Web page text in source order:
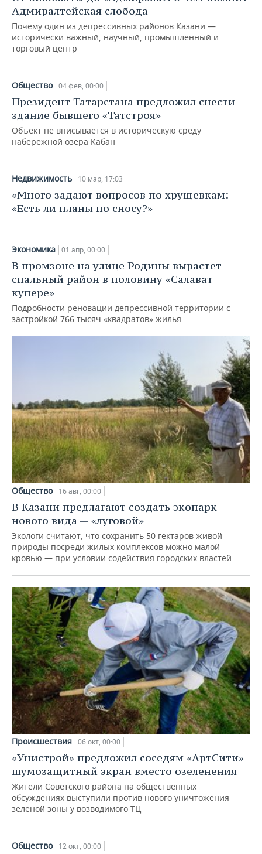
Адмиралтейская слобода
Почему один из депрессивных районов Казани —
исторически важный, научный, промышленный и
торговый центр
Общество 04 фев, 00:00
Президент Татарстана предложил снести
здание бывшего «Татстроя»
Объект не вписывается в историческую среду
набережной озера Кабан
Недвижимость 10 мар, 17:03
«Много задают вопросов по хрущевкам:
«Есть ли планы по сносу?»
Экономика 01 апр, 00:00
В промзоне на улице Родины вырастет
спальный район в половину «Салават
купере»
Подробности реновации депрессивной территории с
застройкой 766 тысяч «квадратов» жилья
Общество 16 авг, 00:00
В Казани предлагают создать экопарк
нового вида — «луговой»
Экологи считают, что сохранить 50 гектаров живой
природы посреди жилых комплексов можно малой
кровью — при условии содействия городских властей
Происшествия 06 окт, 00:00
«Унистрой» предложил соседям «АртСити»
шумозащитный экран вместо озеленения
Жители Советского района на общественных
обсуждениях выступили против нового уничтожения
зеленой зоны у возводимого ТЦ
Общество 12 окт, 00:00